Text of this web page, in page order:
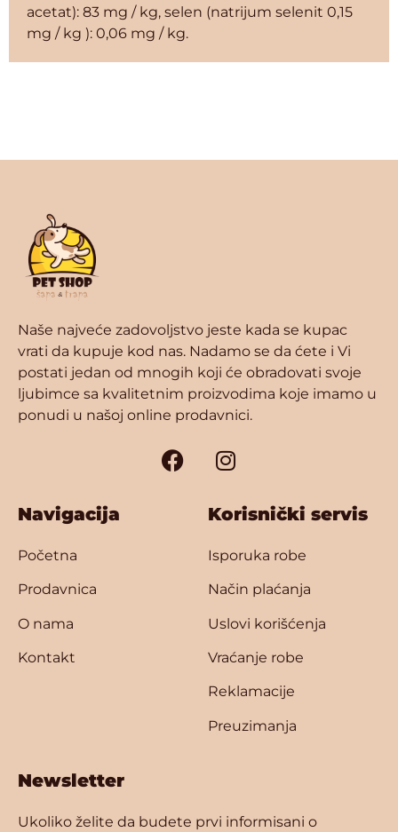
acetat): 83 mg / kg, selen (natrijum selenit 0,15
mg / kg ): 0,06 mg / kg.
Naše najveće zadovoljstvo jeste kada se kupac
vrati da kupuje kod nas. Nadamo se da ćete i Vi
postati jedan od mnogih koji će obradovati svoje
ljubimce sa kvalitetnim proizvodima koje imamo u
ponudi u našoj online prodavnici.
Navigacija
Početna
Prodavnica
O nama
Kontakt
Korisnički servis
Isporuka robe
Način plaćanja
Uslovi korišćenja
Vraćanje robe
Reklamacije
Preuzimanja
Newsletter
Ukoliko želite da budete prvi informisani o